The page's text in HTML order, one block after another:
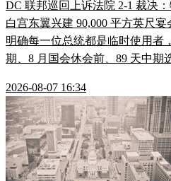
DC 联邦巡回上诉法院 2-1 裁决
白宫东翼兴建 90,000 平方英尺
明确每一位总统都是临时使用者
期、8 月国会休会前、89 天中期
2026-08-07 16:34